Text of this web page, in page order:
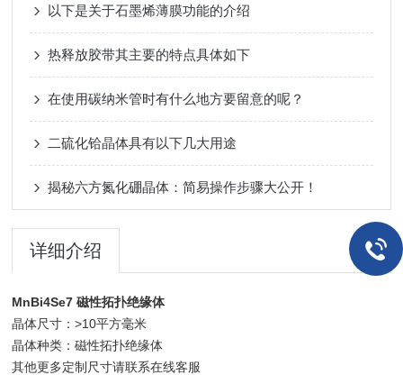
以下是关于石墨烯薄膜功能的介绍
热释放胶带其主要的特点具体如下
在使用碳纳米管时有什么地方要留意的呢？
二硫化铪晶体具有以下几大用途
揭秘六方氮化硼晶体：简易操作步骤大公开！
详细介绍
MnBi4Se7 磁性拓扑绝缘体
晶体尺寸：>10平方毫米
晶体种类：磁性拓扑绝缘体
其他更多定制尺寸请联系在线客服